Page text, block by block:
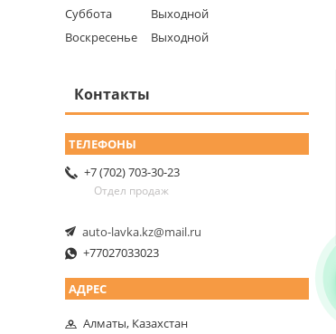
Суббота
Выходной
Воскресенье
Выходной
Контакты
+7 (702) 703-30-23
Отдел продаж
auto-lavka.kz@mail.ru
+77027033023
Алматы, Казахстан